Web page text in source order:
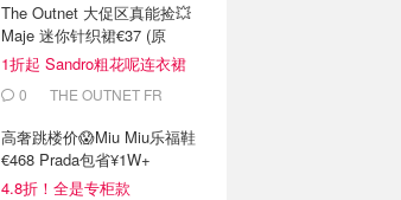
The Outnet 大促区真能捡💥
Maje 迷你针织裙€37 (原
€175）
1折起 Sandro粗花呢连衣裙
€820 THE OUTNET FR
高奢跳楼价😱Miu Miu乐福鞋
€468 Prada包省¥1W+
4.8折！全是专柜款